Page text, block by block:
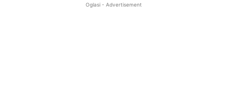
Oglasi - Advertisement